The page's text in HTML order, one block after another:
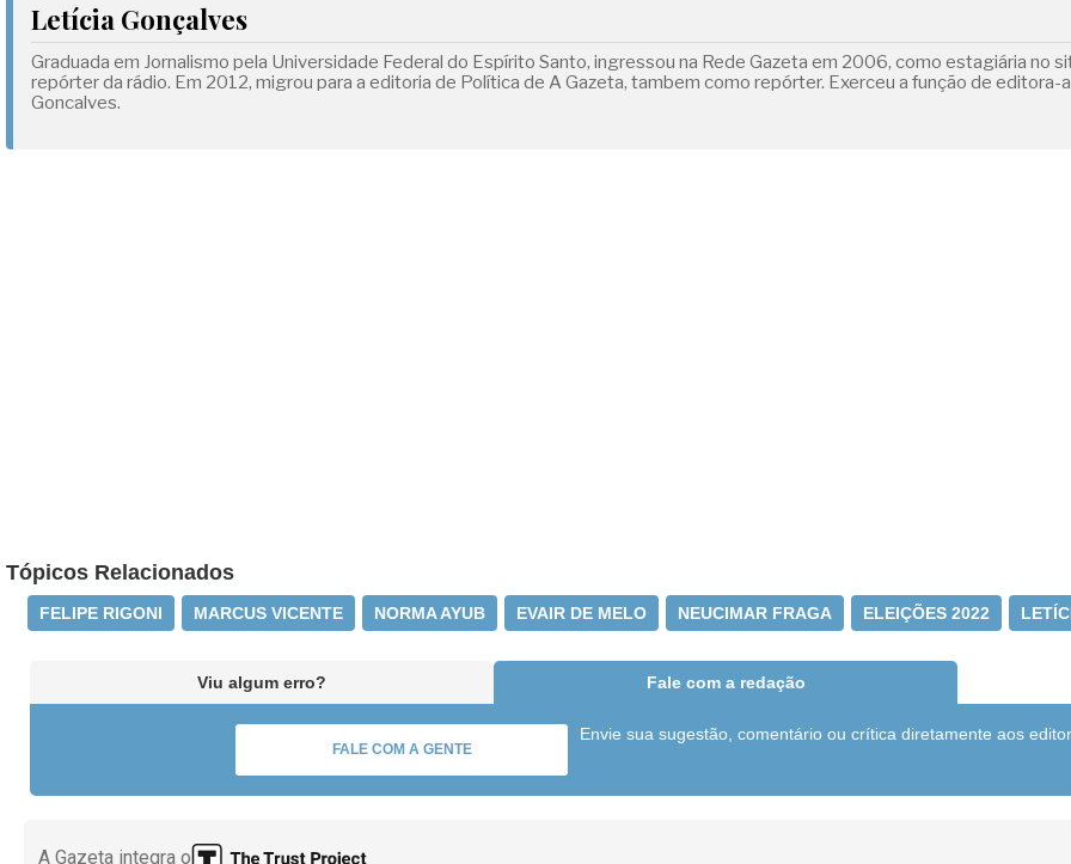
Letícia Gonçalves
Graduada em Jornalismo pela Universidade Federal do Espírito Santo, ingressou na Rede Gazeta em 2006, como estagiária no
repórter da rádio. Em 2012, migrou para a editoria de Política de A Gazeta, tambem como repórter. Exerceu a função de
Goncalves.
Tópicos Relacionados
FELIPE RIGONI MARCUS VICENTE NORMA AYUB EVAIR DE MELO NEUCIMAR FRAGA ELEIÇÕES 2022
Viu algum erro? Fale com a redação
FALE COM A GENTE
Envie sua sugestão, comentário ou crítica diretamente aos
A Gazeta integra o